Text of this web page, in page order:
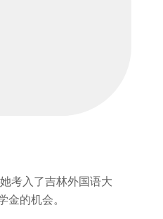
考入了吉林外国语大
的机会。